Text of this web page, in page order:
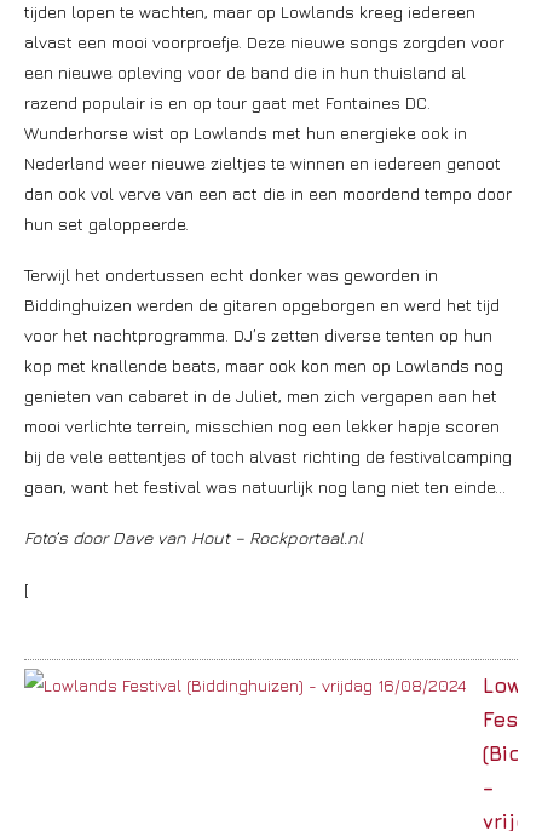
tijden lopen te wachten, maar op Lowlands kreeg iedereen
alvast een mooi voorproefje. Deze nieuwe songs zorgden voor
een nieuwe opleving voor de band die in hun thuisland al
razend populair is en op tour gaat met Fontaines DC.
Wunderhorse wist op Lowlands met hun energieke ook in
Nederland weer nieuwe zieltjes te winnen en iedereen genoot
dan ook vol verve van een act die in een moordend tempo door
hun set galoppeerde.
Terwijl het ondertussen echt donker was geworden in
Biddinghuizen werden de gitaren opgeborgen en werd het tijd
voor het nachtprogramma. DJ’s zetten diverse tenten op hun
kop met knallende beats, maar ook kon men op Lowlands nog
genieten van cabaret in de Juliet, men zich vergapen aan het
mooi verlichte terrein, misschien nog een lekker hapje scoren
bij de vele eettentjes of toch alvast richting de festivalcamping
gaan, want het festival was natuurlijk nog lang niet ten einde…
Foto’s door Dave van Hout – Rockportaal.nl
[
–